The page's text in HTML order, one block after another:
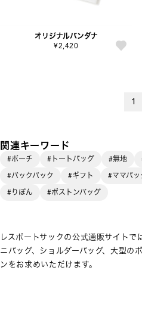
オリジナルバンダナ
¥2,420
1
関連キーワード
#ポーチ #トートバッグ #無地
#バックパック
#ギフト #ママバッ
#りぼん
#ボストンバッグ
レスポートサックの公式通販サイトで
ニバッグ、ショルダーバッグ、大型の
ンをお求めいただけます。